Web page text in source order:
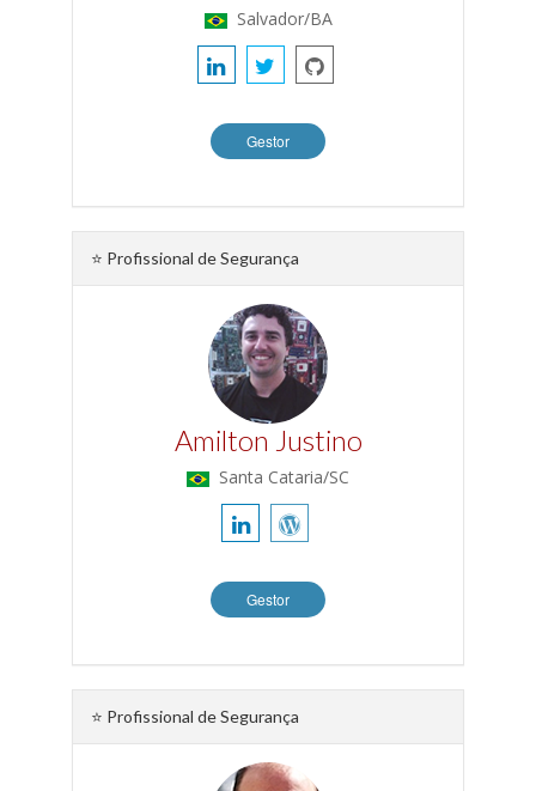
Salvador/BA
Gestor
⭐ Profissional de Segurança
Amilton Justino
Santa Cataria/SC
Gestor
⭐ Profissional de Segurança